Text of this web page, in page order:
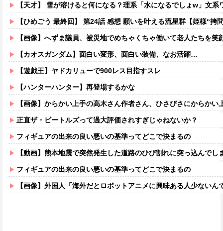
【天才】 雪が溶けると何になる？理系「水になるでしょw」文系
【ひめごう 最終回】 第24話 感想 願いを叶える流星群【姫様“拷
【画像】へずま議員、被災地でめちゃくちゃ働いて老人たちを笑顔にして
【カオスガンダム】面白い変形、面白い装備、なお活躍…
【遊戯王】ヤドカリューで900レス目指すスレ
【ハンターハンター】再登場するかな
【画像】からかい上手の高木さん作者さん、ひさびさにからかい上手の高木
正直ザ・ビートルズって過大評価されすぎじゃねないか？
フィギュアの出来の良い悪いの基準ってどこで決まるの
【動画】熊本地震で突然発生した道路のひび割れに突っ込んでし
フィギュアの出来の良い悪いの基準ってどこで決まるの
【画像】外国人「海外だとロボットアニメに興味ある人少ないん